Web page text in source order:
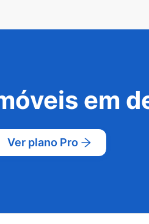
em
Ver plano Pro